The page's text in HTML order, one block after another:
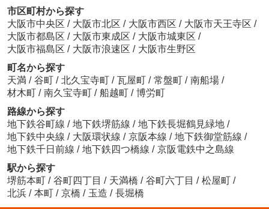
市区町村から探す
大阪市中央区 / 大阪市北区 / 大阪市西区 / 大阪市天王寺区 /
大阪市都島区 / 大阪市東成区 / 大阪市城東区 /
大阪市福島区 / 大阪市浪速区 / 大阪市生野区
町名から探す
天満 / 谷町 / 北久宝寺町 / 瓦屋町 / 常盤町 / 南船場 /
材木町 / 南久宝寺町 / 船越町 / 博労町
路線から探す
地下鉄谷町線 / 地下鉄堺筋線 / 地下鉄長堀鶴見緑地 /
地下鉄中央線 / 大阪環状線 / 京阪本線 / 地下鉄御堂筋線 /
地下鉄千日前線 / 地下鉄四つ橋線 / 京阪電鉄中之島線
駅から探す
堺筋本町 / 谷町四丁目 / 天満橋 / 谷町六丁目 / 松屋町 /
北浜 / 本町 / 京橋 / 玉造 / 長堀橋